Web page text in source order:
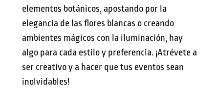
elementos botánicos, apostando por la
elegancia de las flores blancas o creando
ambientes mágicos con la iluminación, hay
algo para cada estilo y preferencia. ¡Atrévete a
ser creativo y a hacer que tus eventos sean
inolvidables!